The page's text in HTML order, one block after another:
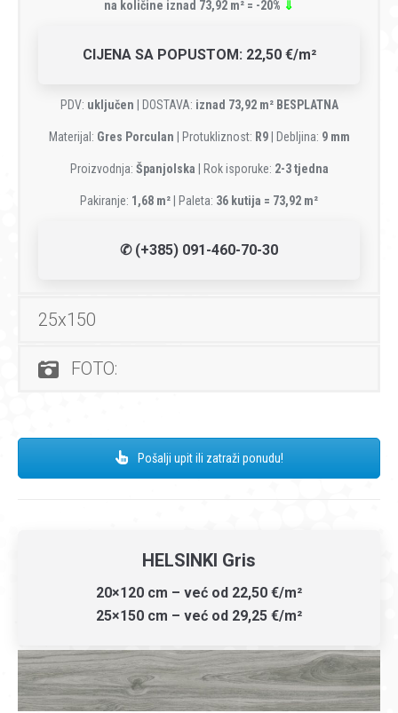
na količine iznad 73,92 m² = -20% ⇓
CIJENA SA POPUSTOM: 22,50 €/m²
PDV: uključen | DOSTAVA: iznad 73,92 m² BESPLATNA
Materijal: Gres Porculan | Protukliznost: R9 | Debljina: 9 mm
Proizvodnja: Španjolska | Rok isporuke: 2-3 tjedna
Pakiranje: 1,68 m² | Paleta: 36 kutija = 73,92 m²
✆ (+385) 091-460-70-30
25x150
FOTO:
Pošalji upit ili zatraži ponudu!
HELSINKI Gris
20×120 cm – već od 22,50 €/m²
25×150 cm – već od 29,25 €/m²